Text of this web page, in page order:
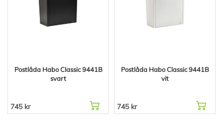
Postlåda Habo Classic 9441B
svart
745 kr
Postlåda Habo Classic 9441B
vit
745 kr